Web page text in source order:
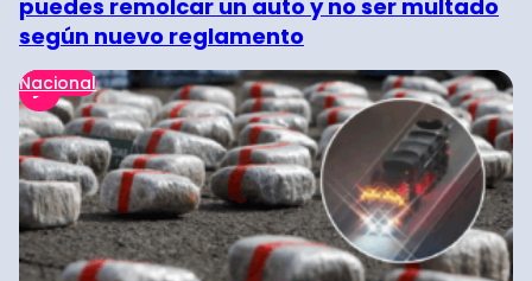
puedes remolcar un auto y no ser multado
según nuevo reglamento
Nacional